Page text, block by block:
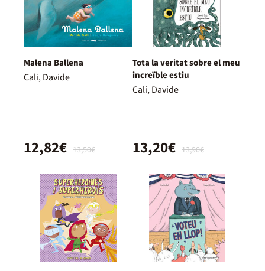
Malena Ballena
Cali, Davide
13,50€
12,82€
Tota la veritat sobre el meu
increïble estiu
Cali, Davide
13,90€
13,20€